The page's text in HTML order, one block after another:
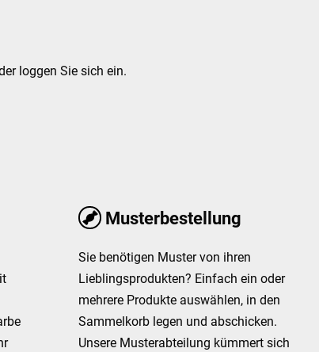
loggen Sie sich ein.
Musterbestellung
Sie benötigen Muster von ihren
Lieblingsprodukten? Einfach ein oder
mehrere Produkte auswählen, in den
Sammelkorb legen und abschicken.
Unsere Musterabteilung kümmert sich